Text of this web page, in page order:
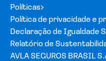
Políticas
Política de privacidade e
Declaração de Igualdade
Relatório de
AVLA SEGUROS BRASIL